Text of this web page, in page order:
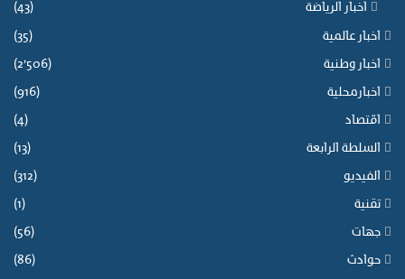
اخبار الرياضة (43)
اخبار عالمية (35)
اخبار وطنية (2٬506)
اخبارمحلية (916)
اقتصاد (4)
السلطة الرابعة (13)
الفيديو (312)
تقنية (1)
جهات (56)
حوادث (86)